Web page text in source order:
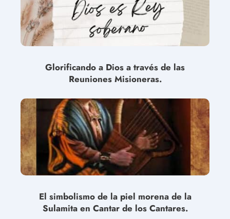
Glorificando a Dios a través de las
Reuniones Misioneras.
El simbolismo de la piel morena de la
Sulamita en Cantar de los Cantares.